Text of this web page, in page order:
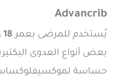
Advancrib
يُستخدم للمرضى بعمر 18 عامًا فما فوق
بعض أنواع العدوى
حساسة